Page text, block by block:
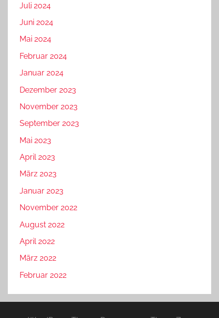
Juli 2024
Juni 2024
Mai 2024
Februar 2024
Januar 2024
Dezember 2023
November 2023
September 2023
Mai 2023
April 2023
März 2023
Januar 2023
November 2022
August 2022
April 2022
März 2022
Februar 2022